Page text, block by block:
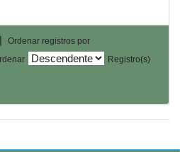
|
Ordenar registros por
Registro(s)